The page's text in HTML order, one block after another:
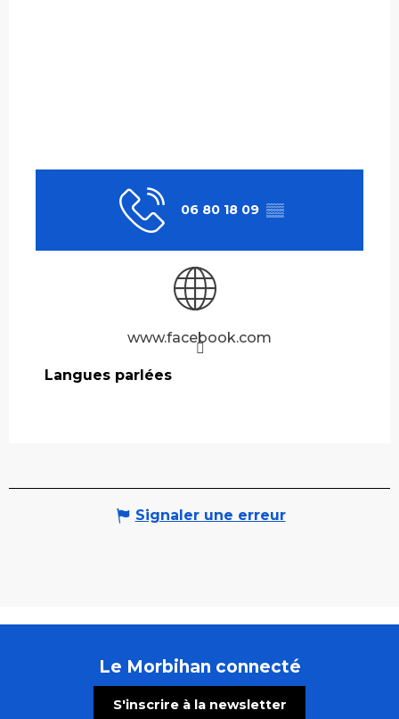
06 80 18 09 ▒▒
www.facebook.com
Langues parlées
Langues parlées
Signaler une erreur
Le Morbihan connecté
S'inscrire à la newsletter